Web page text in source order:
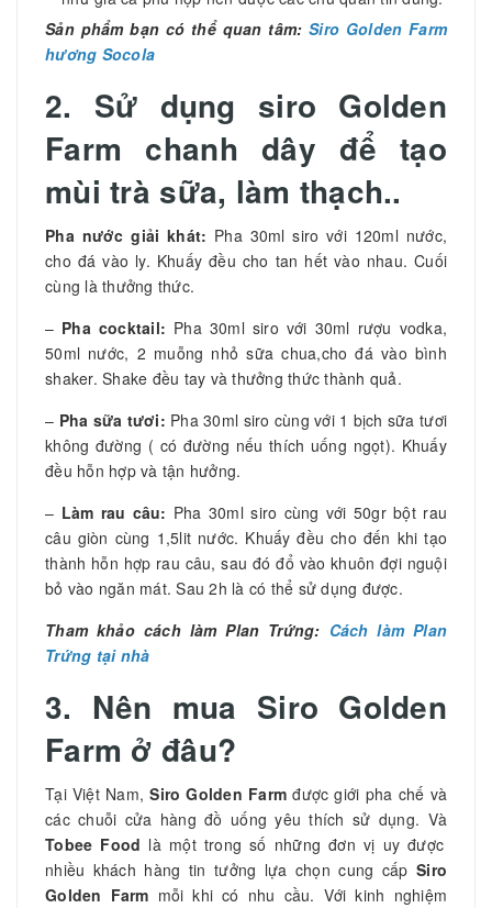
Sản phẩm bạn có thể quan tâm: Siro Golden Farm
hương Socola
2. Sử dụng siro Golden
Farm chanh dây để tạo
mùi trà sữa, làm thạch..
Pha nước giải khát: Pha 30ml siro với 120ml nước,
cho đá vào ly. Khuấy đều cho tan hết vào nhau. Cuối
cùng là thưởng thức.
– Pha cocktail: Pha 30ml siro với 30ml rượu vodka,
50ml nước, 2 muỗng nhỏ sữa chua,cho đá vào bình
shaker. Shake đều tay và thưởng thức thành quả.
– Pha sữa tươi: Pha 30ml siro cùng với 1 bịch sữa tươi
không đường ( có đường nếu thích uống ngọt). Khuấy
đều hỗn hợp và tận hưởng.
– Làm rau câu: Pha 30ml siro cùng với 50gr bột rau
câu giòn cùng 1,5lit nước. Khuấy đều cho đến khi tạo
thành hỗn hợp rau câu, sau đó đổ vào khuôn đợi nguội
bỏ vào ngăn mát. Sau 2h là có thể sử dụng được.
Tham khảo cách làm Plan Trứng: Cách làm Plan
Trứng tại nhà
3. Nên mua Siro Golden
Farm ở đâu?
Tại Việt Nam,Siro Golden Farmđược giới pha chế và
các chuỗi cửa hàng đồ uống yêu thích sử dụng. Và
Tobee Food là một trong số những đơn vị uy được
nhiều khách hàng tin tưởng lựa chọn cung cấp Siro
Golden Farm mỗi khi có nhu cầu. Với kinh nghiệm